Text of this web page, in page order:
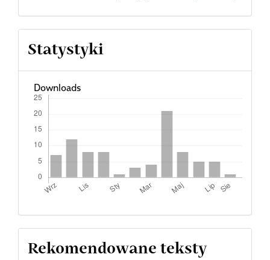
Statystyki
Downloads
Rekomendowane teksty